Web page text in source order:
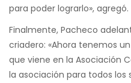
para poder lograrlo», agregó.
Finalmente, Pacheco
criadero: «Ahora tenemos
que viene en la Asociación
la asociación para todos los